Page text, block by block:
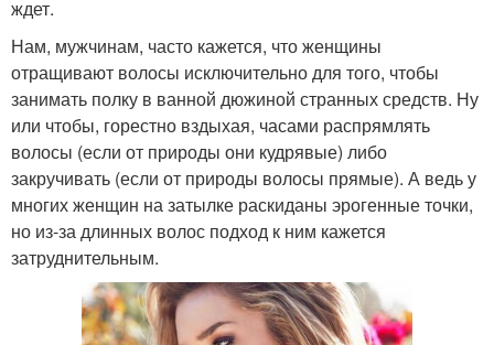
ждет.
Нам, мужчинам, часто кажется, что женщины
отращивают волосы исключительно для того, чтобы
занимать полку в ванной дюжиной странных средств. Ну
или чтобы, горестно вздыхая, часами распрямлять
волосы (если от природы они кудрявые) либо
закручивать (если от природы волосы прямые). А ведь у
многих женщин на затылке раскиданы эрогенные точки,
но из-за длинных волос подход к ним кажется
затруднительным.